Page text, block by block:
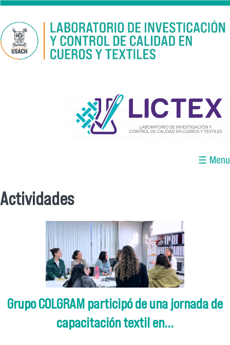
Pasar al contenido principal
logo_lictex_mesa_de_trabajo_1.png
☰ Menu
Actividades
Grupo COLGRAM participó de una jornada de
capacitación textil en...